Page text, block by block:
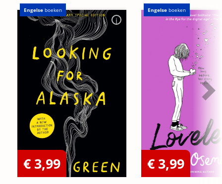
Engelse boeken
€ 3,99
Engelse boeken
€ 3,99